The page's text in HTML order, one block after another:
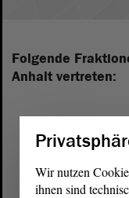
Folgende
Anhalt vertreten:
Wir nutzen
ihnen sind